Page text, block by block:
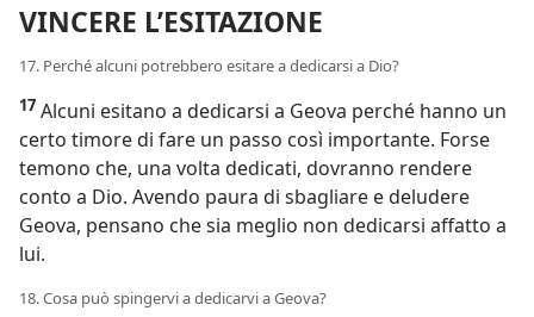
VINCERE L’ESITAZIONE
17. Perché alcuni potrebbero esitare a dedicarsi a Dio?
17 Alcuni esitano a dedicarsi a Geova perché hanno un
certo timore di fare un passo così importante. Forse
temono che, una volta dedicati, dovranno rendere
conto a Dio. Avendo paura di sbagliare e deludere
Geova, pensano che sia meglio non dedicarsi affatto a
lui.
18. Cosa può spingervi a dedicarvi a Geova?